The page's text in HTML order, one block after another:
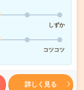
しずか
コツコツ
詳しく見る